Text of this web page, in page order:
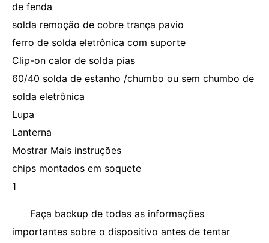
de fenda
solda remoção de cobre trança pavio
ferro de solda eletrônica com suporte
Clip-on calor de solda pias
60/40 solda de estanho /chumbo ou sem chumbo de
solda eletrônica
Lupa
Lanterna
Mostrar Mais instruções
chips montados em soquete
1
Faça backup de todas as informações
importantes sobre o dispositivo antes de tentar